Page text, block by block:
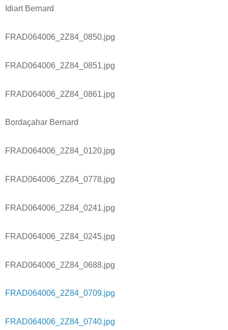
Idiart Bernard
FRAD064006_2Z84_0850.jpg
FRAD064006_2Z84_0851.jpg
FRAD064006_2Z84_0861.jpg
Bordaçahar Bernard
FRAD064006_2Z84_0120.jpg
FRAD064006_2Z84_0778.jpg
FRAD064006_2Z84_0241.jpg
FRAD064006_2Z84_0245.jpg
FRAD064006_2Z84_0688.jpg
FRAD064006_2Z84_0709.jpg
FRAD064006_2Z84_0740.jpg